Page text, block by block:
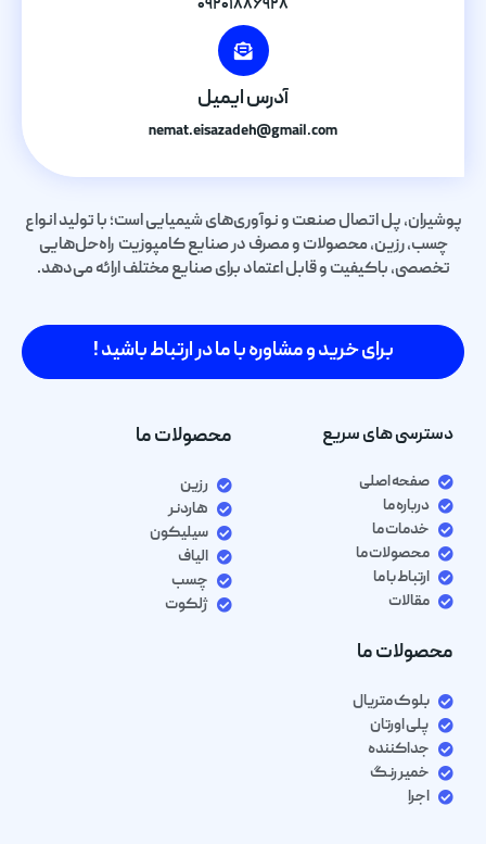
۰۹۲۰۱۸۸۶۹۲۸
آدرس ایمیل
nemat.eisazadeh@gmail.com
پوشیران، پل اتصال صنعت و نوآوری‌های شیمیایی است؛ با تولید انواع
چسب، رزین، محصولات و مصرف در صنایع کامپوزیت راه‌حل‌هایی
تخصصی، باکیفیت و قابل اعتماد برای صنایع مختلف ارائه می‌دهد.
برای خرید و مشاوره با ما در ارتباط باشید !
دسترسی های سریع
صفحه اصلی
درباره ما
خدمات ما
محصولات ما
ارتباط با ما
مقالات
محصولات ما
رزین
هاردنر
سیلیکون
الیاف
چسب
ژلکوت
محصولات ما
بلوک متریال
پلی اورتان
جداکننده
خمیر رنگ
اجرا